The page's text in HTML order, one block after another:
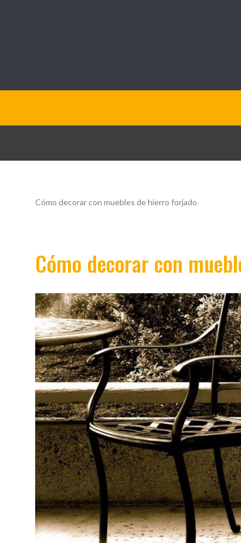
Cómo decorar con muebles de hierro forjado
Cómo decorar con